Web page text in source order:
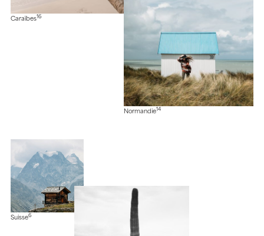
Caraïbes16
Normandie14
Suisse6